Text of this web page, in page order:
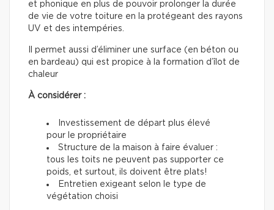
et phonique en plus de pouvoir prolonger la durée
de vie de votre toiture en la protégeant des rayons
UV et des intempéries.
Il permet aussi d’éliminer une surface (en béton ou
en bardeau) qui est propice à la formation d’îlot de
chaleur
À considérer :
Investissement de départ plus élevé
pour le propriétaire
Structure de la maison à faire évaluer :
tous les toits ne peuvent pas supporter ce
poids, et surtout, ils doivent être plats!
Entretien exigeant selon le type de
végétation choisi